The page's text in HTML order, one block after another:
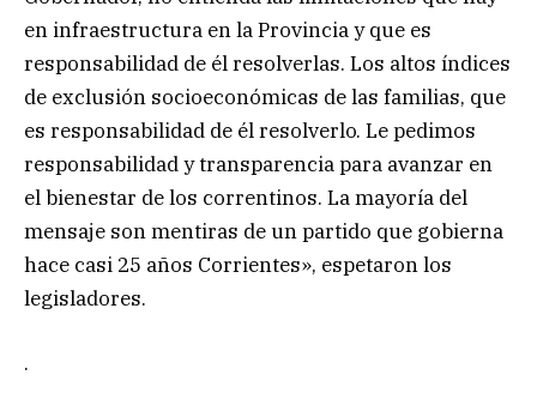
en infraestructura en la Provincia y que es
responsabilidad de él resolverlas. Los altos índices
de exclusión socioeconómicas de las familias, que
es responsabilidad de él resolverlo. Le pedimos
responsabilidad y transparencia para avanzar en
el bienestar de los correntinos. La mayoría del
mensaje son mentiras de un partido que gobierna
hace casi 25 años Corrientes», espetaron los
legisladores.
.